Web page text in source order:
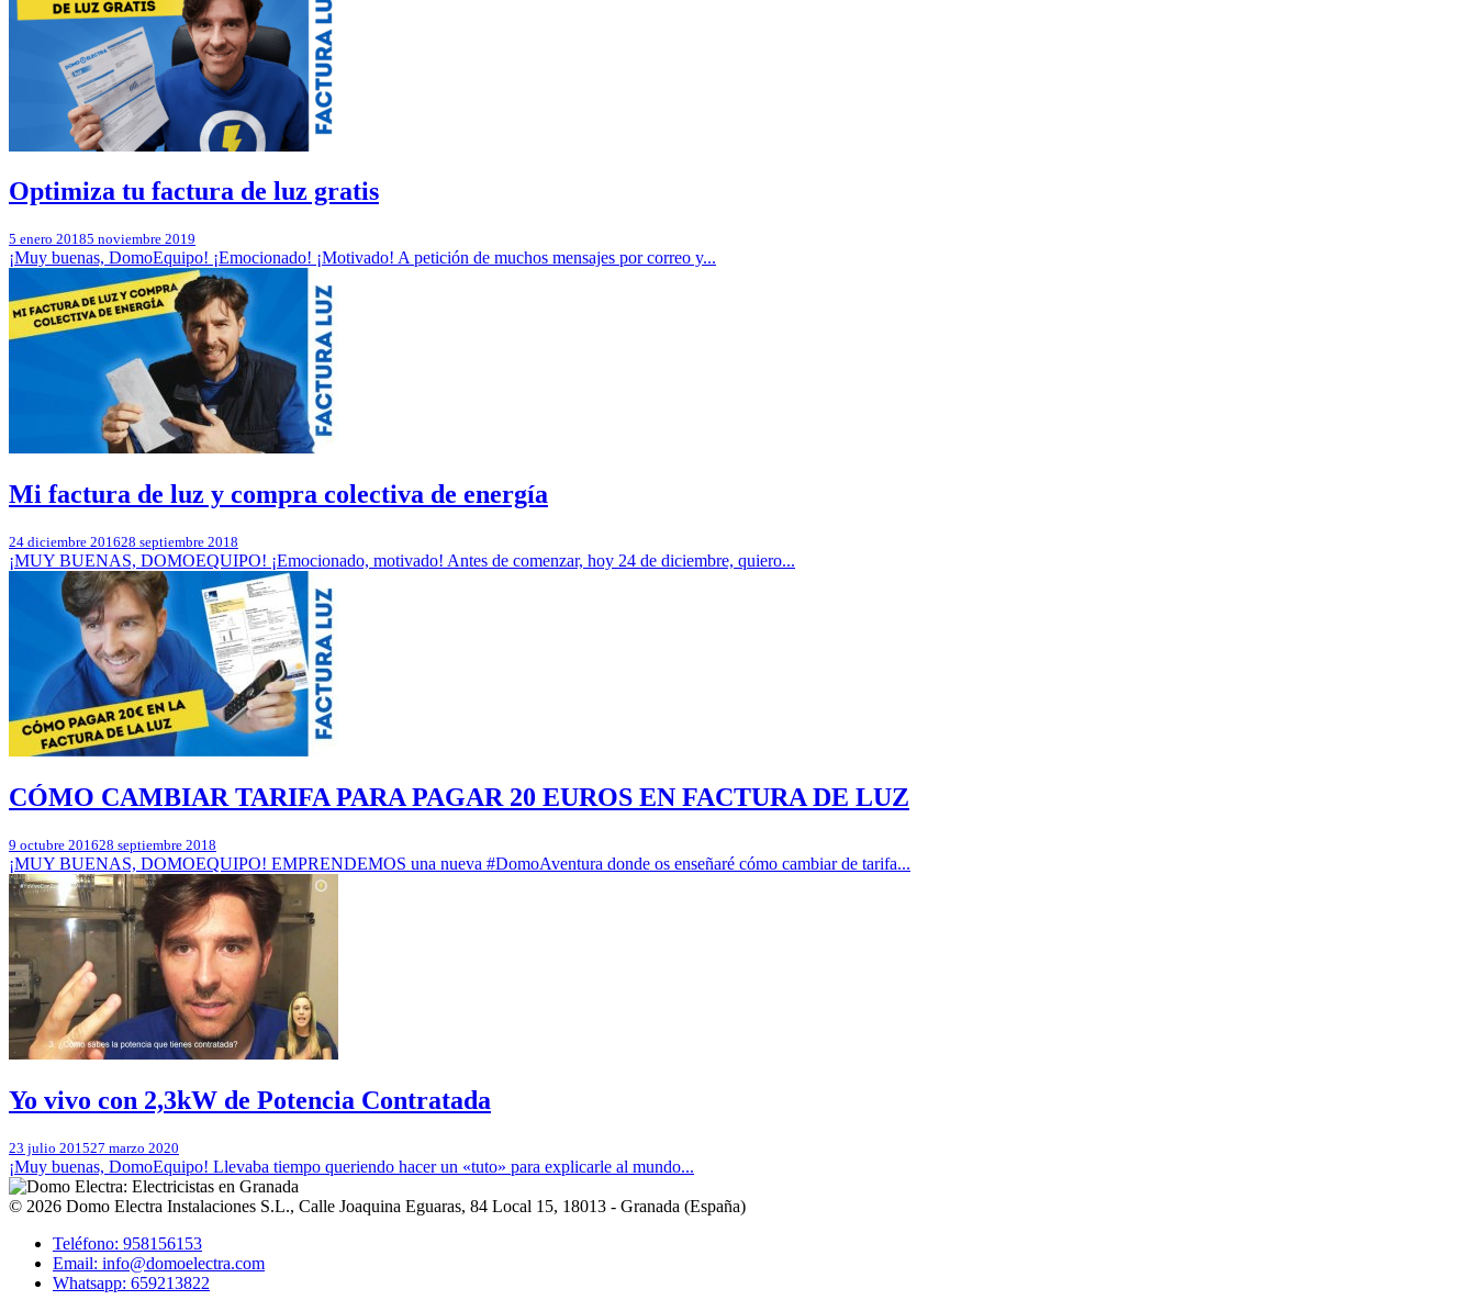
Optimiza tu factura de luz gratis
5 enero 20185 noviembre 2019
¡Muy buenas, DomoEquipo! ¡Emocionado! ¡Motivado! A petición de muchos mensajes por correo y...
Mi factura de luz y compra colectiva de energía
24 diciembre 201628 septiembre 2018
¡MUY BUENAS, DOMOEQUIPO! ¡Emocionado, motivado! Antes de comenzar, hoy 24 de diciembre, quiero...
CÓMO CAMBIAR TARIFA PARA PAGAR 20 EUROS EN FACTURA DE LUZ
9 octubre 201628 septiembre 2018
¡MUY BUENAS, DOMOEQUIPO! EMPRENDEMOS una nueva #DomoAventura donde os enseñaré cómo cambiar de tarifa...
Yo vivo con 2,3kW de Potencia Contratada
23 julio 201527 marzo 2020
¡Muy buenas, DomoEquipo! Llevaba tiempo queriendo hacer un «tuto» para explicarle al mundo...
© 2026 Domo Electra Instalaciones S.L., Calle Joaquina Eguaras, 84 Local 15, 18013 - Granada (España)
Teléfono: 958156153
Email: info@domoelectra.com
Whatsapp: 659213822